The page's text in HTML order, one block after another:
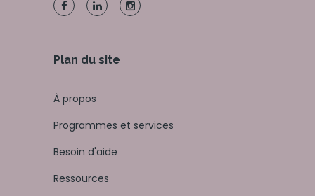
Plan du site
À propos
Programmes et services
Besoin d'aide
Ressources